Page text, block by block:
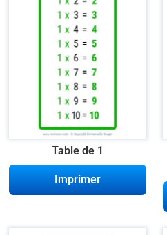
Table de 1
Imprimer